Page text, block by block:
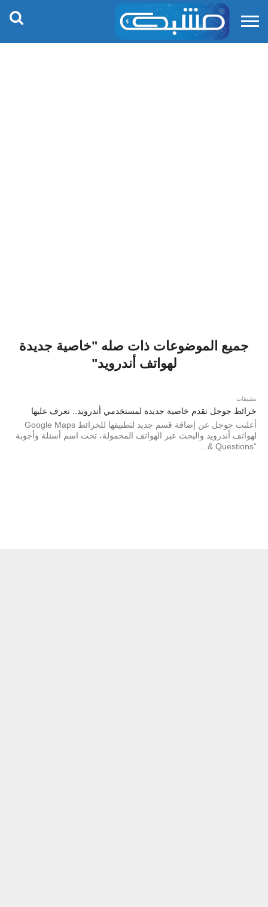
جميع الموضوعات ذات صله "خاصية جديدة
لهواتف أندرويد"
تطبيقات
خرائط جوجل تقدم خاصية جديدة لمستخدمي أندرويد.. تعرف عليها
أعلنت جوجل عن إضافة قسم جديد لتطبيقها للخرائط Google Maps
لهواتف أندرويد والبحث عبر الهواتف المحمولة، تحت اسم أسئلة وأجوبة
“Questions &...